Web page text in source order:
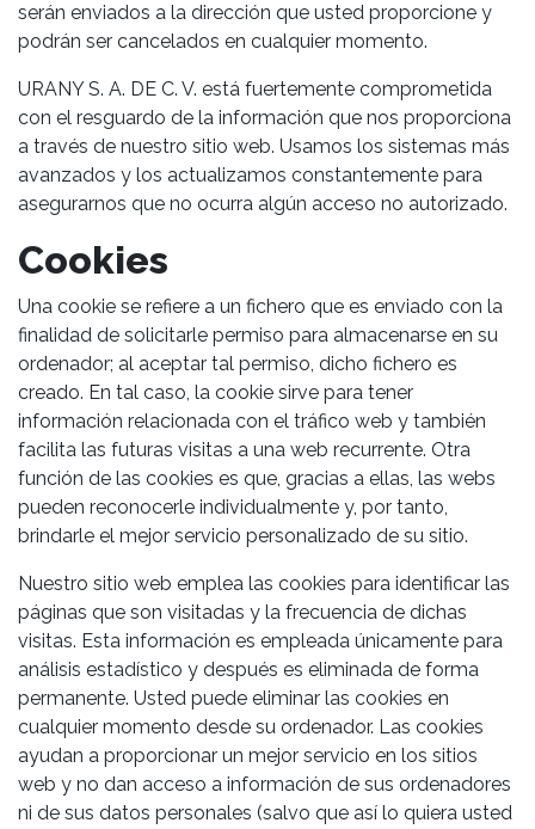
serán enviados a la dirección que usted proporcione y
podrán ser cancelados en cualquier momento.
URANY S. A. DE C. V. está fuertemente comprometida
con el resguardo de la información que nos proporciona
a través de nuestro sitio web. Usamos los sistemas más
avanzados y los actualizamos constantemente para
asegurarnos que no ocurra algún acceso no autorizado.
Cookies
Una cookie se refiere a un fichero que es enviado con la
finalidad de solicitarle permiso para almacenarse en su
ordenador; al aceptar tal permiso, dicho fichero es
creado. En tal caso, la cookie sirve para tener
información relacionada con el tráfico web y también
facilita las futuras visitas a una web recurrente. Otra
función de las cookies es que, gracias a ellas, las webs
pueden reconocerle individualmente y, por tanto,
brindarle el mejor servicio personalizado de su sitio.
Nuestro sitio web emplea las cookies para identificar las
páginas que son visitadas y la frecuencia de dichas
visitas. Esta información es empleada únicamente para
análisis estadístico y después es eliminada de forma
permanente. Usted puede eliminar las cookies en
cualquier momento desde su ordenador. Las cookies
ayudan a proporcionar un mejor servicio en los sitios
web y no dan acceso a información de sus ordenadores
ni de sus datos personales (salvo que así lo quiera usted